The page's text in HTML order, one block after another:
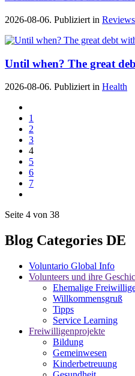
2026-08-06. Publiziert in
Until when? The great
2026-08-06. Publiziert in Health
1
2
3
4
5
6
7
Seite 4 von 38
Blog Categories DE
Voluntario Global Info
Volunteers und ihre
Ehemalige
Willkommensgruß
Tipps
Service Learning
Freiwilligenprojekte
Bildung
Gemeinwesen
Kinderbetreuung